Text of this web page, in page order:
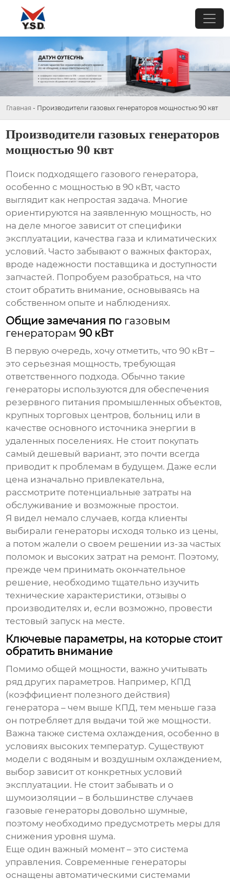
Главная - Производители газовых генераторов мощностью 90 квт
Производители газовых генераторов
мощностью 90 квт
Поиск подходящего газового генератора,
особенно с мощностью в 90 кВт, часто
выглядит как непростая задача. Многие
ориентируются на заявленную мощность, но
на деле многое зависит от специфики
эксплуатации, качества газа и климатических
условий. Часто забывают о важных факторах,
вроде надежности поставщика и доступности
запчастей. Попробуем разобраться, на что
стоит обратить внимание, основываясь на
собственном опыте и наблюдениях.
Общие замечания по газовым
генераторам 90 кВт
В первую очередь, хочу отметить, что 90 кВт –
это серьезная мощность, требующая
ответственного подхода. Обычно такие
генераторы используются для обеспечения
резервного питания промышленных объектов,
крупных торговых центров, больниц или в
качестве основного источника энергии в
удаленных поселениях. Не стоит покупать
самый дешевый вариант, это почти всегда
приводит к проблемам в будущем. Даже если
цена изначально привлекательна,
рассмотрите потенциальные затраты на
обслуживание и возможные простои.
Я видел немало случаев, когда клиенты
выбирали генераторы исходя только из цены,
а потом жалели о своем решении из-за частых
поломок и высоких затрат на ремонт. Поэтому,
прежде чем принимать окончательное
решение, необходимо тщательно изучить
технические характеристики, отзывы о
производителях и, если возможно, провести
тестовый запуск на месте.
Ключевые параметры, на которые стоит
обратить внимание
Помимо общей мощности, важно учитывать
ряд других параметров. Например, КПД
(коэффициент полезного действия)
генератора – чем выше КПД, тем меньше газа
он потребляет для выдачи той же мощности.
Важна также система охлаждения, особенно в
условиях высоких температур. Существуют
модели с водяным и воздушным охлаждением,
выбор зависит от конкретных условий
эксплуатации. Не стоит забывать и о
шумоизоляции – в большинстве случаев
газовые генераторы довольно шумные,
поэтому необходимо предусмотреть меры для
снижения уровня шума.
Еще один важный момент – это система
управления. Современные генераторы
оснащены автоматическими системами